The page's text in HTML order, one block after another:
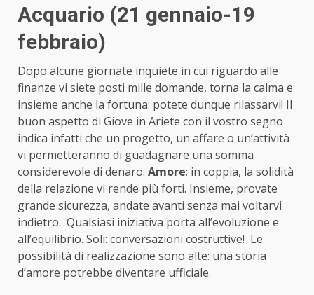
Acquario (21 gennaio-19
febbraio)
Dopo alcune giornate inquiete in cui riguardo alle
finanze vi siete posti mille domande, torna la calma e
insieme anche la fortuna: potete dunque rilassarvi! Il
buon aspetto di Giove in Ariete con il vostro segno
indica infatti che un progetto, un affare o un’attività
vi permetteranno di guadagnare una somma
considerevole di denaro. Amore: in coppia, la solidità
della relazione vi rende più forti. Insieme, provate
grande sicurezza, andate avanti senza mai voltarvi
indietro. Qualsiasi iniziativa porta all’evoluzione e
all’equilibrio. Soli: conversazioni costruttive! Le
possibilità di realizzazione sono alte: una storia
d’amore potrebbe diventare ufficiale.